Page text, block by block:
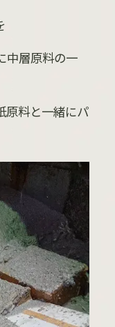
中層原料の一
原料と一緒にパ